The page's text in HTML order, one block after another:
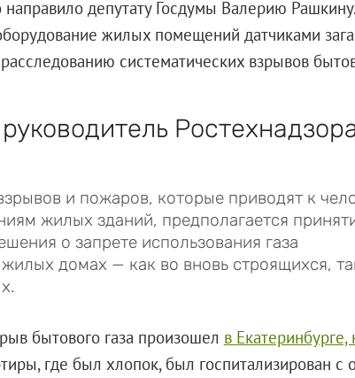
депутату Госдумы Валерию
жилых помещений датчиками
систематических взрывов
и пожаров, которые приводят к
жилых зданий, предполагается
о запрете использования газа
домах — как во вновь строящихся,
бытового газа произошел в
где был хлопок, был госпитализирован с